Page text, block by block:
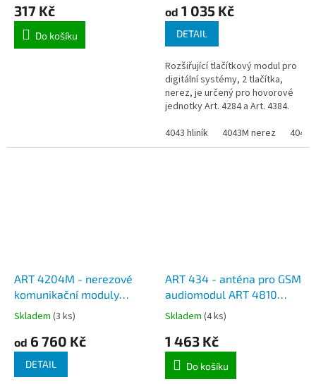
317 Kč
Do košíku
4000, 2, 3,4 a 5
zvonkových tlačítek
od 1 035 Kč
DETAIL
Rozšiřující tlačítkový modul pro
digitální systémy, 2 tlačítka,
nerez, je určený pro hovorové
jednotky Art. 4284 a Art. 4384.
4043 hliník
4043M nerez 4042
ART 4204M - nerezové
komunikační moduly
digitální BUS2 VX2200 do
rámečku tabla systému
VIDEX 4000
Skladem (3 ks)
od 6 760 Kč
DETAIL
ART 434 - anténa pro GSM
audiomodul ART 4810
systému VIDEX 4000
Skladem (4 ks)
1 463 Kč
Do košíku